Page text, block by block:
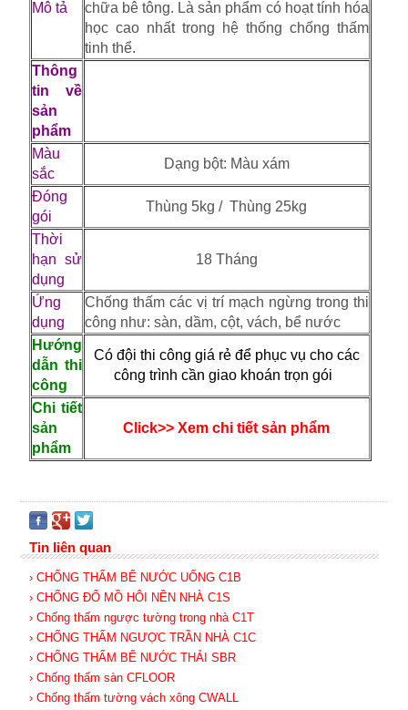
Mô tả
chữa bê tông. Là sản phẩm có hoạt tính hóa
học cao nhất trong hệ thống chống thấm
tinh thể.
Thông
tin về
sản
phẩm
Màu
sắc
Dạng bột: Màu xám
Đóng
gói
Thùng 5kg / Thùng 25kg
Thời
hạn sử
dụng
18 Tháng
Ứng
dụng
Chống thấm các vị trí mạch ngừng trong thi
công như: sàn, dầm, cột, vách, bể nước
Hướng
dẫn thi
công
Có đội thi công giá rẻ để phục vụ cho các
công trình cần giao khoán trọn gói
Chi tiết
sản
phẩm
Click>> Xem chi tiết sản phẩm
Tin liên quan
› CHỐNG THẤM BỂ NƯỚC UỐNG C1B
› CHỐNG ĐỔ MỒ HÔI NỀN NHÀ C1S
› Chống thấm ngược tường trong nhà C1T
› CHỐNG THẤM NGƯỢC TRẦN NHÀ C1C
› CHỐNG THẤM BỂ NƯỚC THẢI SBR
› Chống thấm sàn CFLOOR
› Chống thấm tường vách xông CWALL